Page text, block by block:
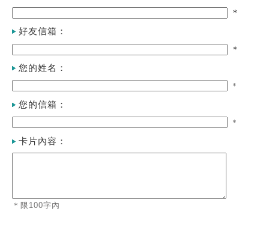
＊
好友信箱：
＊
您的姓名：
＊
您的信箱：
＊
卡片內容：
＊限100字內